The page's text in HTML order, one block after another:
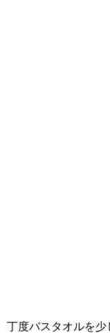
丁度バスタオルを